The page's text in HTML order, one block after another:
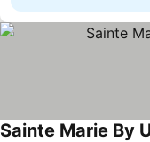
Sainte Marie By